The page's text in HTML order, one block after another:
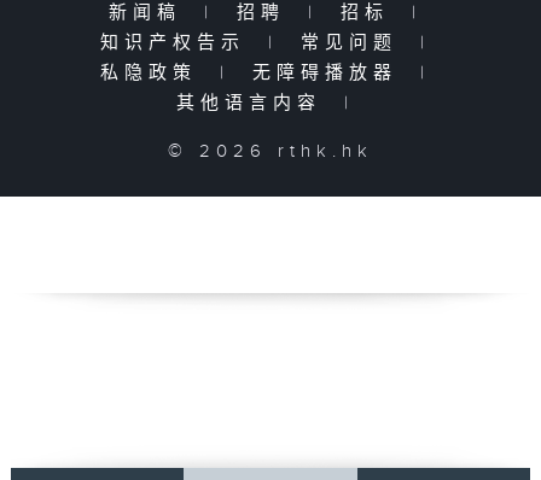
新闻稿 | 招聘 | 招标
|
知识产权告示
| 常见问题
|
私隐政策
| 无障碍播放器
|
其他语言内容
|
© 2026 rthk.hk